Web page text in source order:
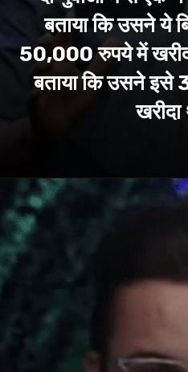
बताया कि उसने ये
50,000 रुपये में
बताया कि उसने
खरीदा